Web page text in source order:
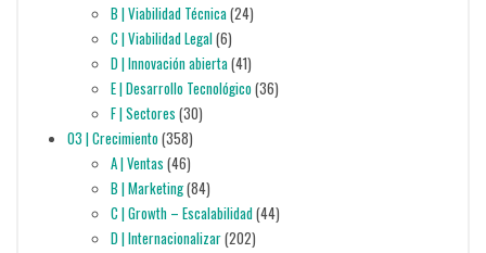
B | Viabilidad Técnica(24)
C | Viabilidad Legal(6)
D | Innovación abierta(41)
E | Desarrollo Tecnológico(36)
F | Sectores (30)
03 | Crecimiento(358)
A | Ventas (46)
B | Marketing(84)
C | Growth – Escalabilidad(44)
D | Internacionalizar(202)